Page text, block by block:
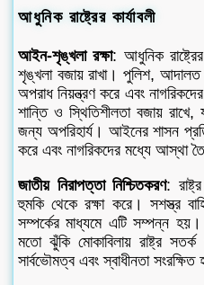
আধুনিক রাষ্ট্রের কার্যাবলী
আইন-শৃঙ্খলা রক্ষা: আধুনিক
শৃঙ্খলা বজায় রাখা। পুলিশ, আদালত
অপরাধ নিয়ন্ত্রণ করে এবং
শান্তি ও স্থিতিশীলতা বজায়
জন্য অপরিহার্য। আইনের শাসন
করে এবং নাগরিকদের মধ্যে আস্থা
জাতীয় নিরাপত্তা নিশ্চিতকরণ:
হুমকি থেকে রক্ষা করে। সশস্ত্র
সম্পর্কের মাধ্যমে এটি সম্পন্ন হয়।
মতো ঝুঁকি মোকাবিলায় রাষ্ট্র
সার্বভৌমত্ব এবং স্বাধীনতা সংরক্ষিত